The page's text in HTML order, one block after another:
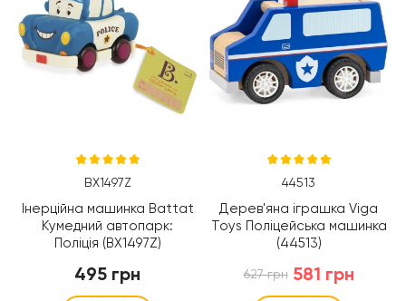
BX1497Z
Інерційна машинка Battat
Кумедний автопарк:
Поліція (BX1497Z)
495 грн
44513
Дерев'яна іграшка Viga
Toys Поліцейська машинка
(44513)
627 грн 581 грн